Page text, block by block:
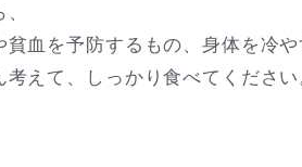
血を予防するもの、身体を冷
えて、しっかり食べてください